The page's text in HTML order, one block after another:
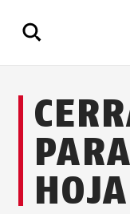
todos
resultados
HOJA